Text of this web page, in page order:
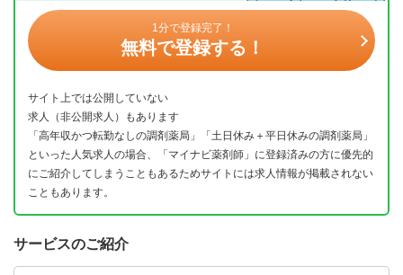
1分で登録完了！
無料で登録する！
サイト上では公開していない
求人（非公開求人）もあります
「高年収かつ転勤なしの調剤薬局」「土日休み＋平日休みの調剤薬局」
といった人気求人の場合、「マイナビ薬剤師」に登録済みの方に優先的
にご紹介してしまうこともあるためサイトには求人情報が掲載されない
こともあります。
サービスのご紹介